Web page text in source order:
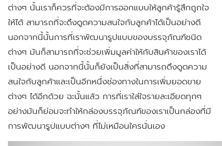
ต่างๆ นั้นเราก็ควรที่จะต้องมีการออกแบบให้ลูกค้ารู้สึกถูกใจ
ให้ได้ สามารถที่จะดึงดูดความสนใจกับลูกค้าได้เป็นอย่างดี
นอกจากนี้นั้นการที่เราพัฒนารูปแบบของบรรจุภัณฑ์ชนิด
ต่างๆ มันก็สามารถที่จะช่วยเพิ่มมูลค่าให้กับสินค้าของเราได้
เป็นอย่างดี นอกจากนี้นั้นก็ยังเป็นสิ่งที่สามารถดึงดูดความ
สนใจกับลูกค้าและเป็นอีกหนึ่งช่องทางในการเพิ่มยอดขาย
ต่างๆ ได้อีกด้วย ฉะนั้นแล้ว การที่เราใส่ใจรายละเอียดทุกๆ
อย่างมันก็ย่อมจะทำให้กล่องบรรจุภัณฑ์ของเราเป็นกล่องที่มี
การพัฒนารูปแบบต่างๆ ที่ไม่เหมือนใครนั่นเอง